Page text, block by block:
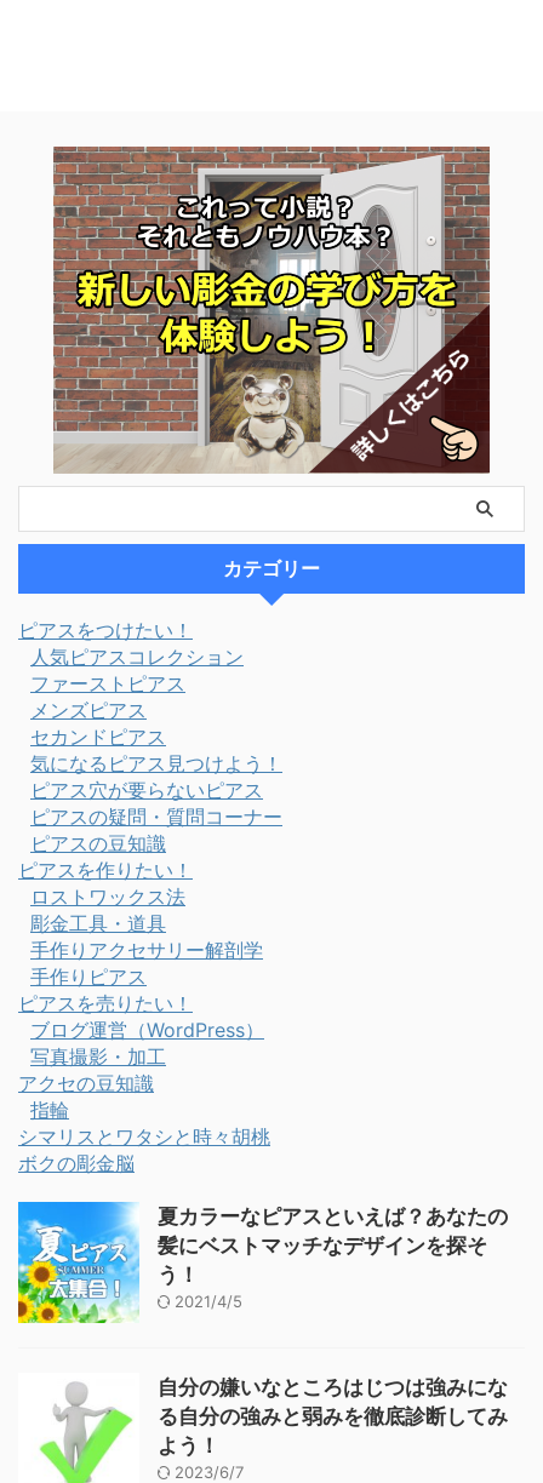
カテゴリー
ピアスをつけたい！
人気ピアスコレクション
ファーストピアス
メンズピアス
セカンドピアス
気になるピアス見つけよう！
ピアス穴が要らないピアス
ピアスの疑問・質問コーナー
ピアスの豆知識
ピアスを作りたい！
ロストワックス法
彫金工具・道具
手作りアクセサリー解剖学
手作りピアス
ピアスを売りたい！
ブログ運営（WordPress）
写真撮影・加工
アクセの豆知識
指輪
シマリスとワタシと時々胡桃
ボクの彫金脳
夏カラーなピアスといえば？あなたの
髪にベストマッチなデザインを探そ
う！
2021/4/5
自分の嫌いなところはじつは強みにな
る自分の強みと弱みを徹底診断してみ
よう！
2023/6/7